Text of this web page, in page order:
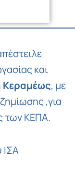
και
Κεραμέως, με
,για
των ΚΕΠΑ.
ΙΣΑ